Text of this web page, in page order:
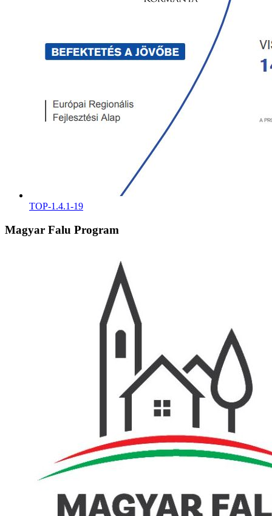
TOP-1.4.1-19
Magyar Falu Program